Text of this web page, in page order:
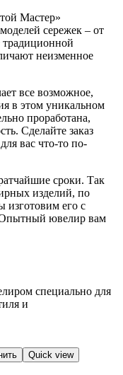
Мастер»
сережек – от
традиционной
неизменное
все возможное,
в этом уникальном
проработана,
Сделайте заказ
вас что-то по-
сроки. Так
изделий, по
изготовим его с
ювелир вам
специально для
и
Quick view